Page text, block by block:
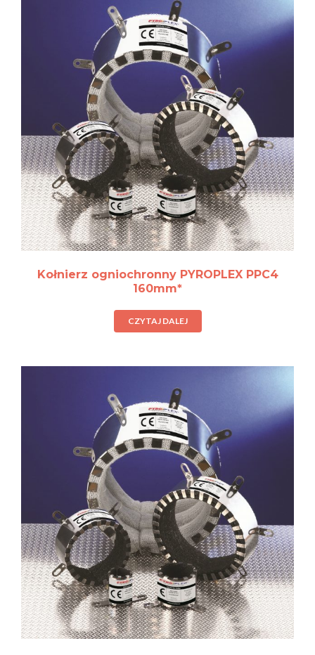
Kołnierz ogniochronny PYROPLEX PPC4
160mm*
CZYTAJ DALEJ